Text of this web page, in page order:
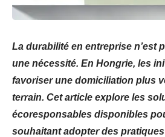
La durabilité en entreprise n’est
une nécessité. En Hongrie, les
favoriser une domiciliation plus
terrain. Cet article explore les
écoresponsables disponibles
souhaitant adopter des